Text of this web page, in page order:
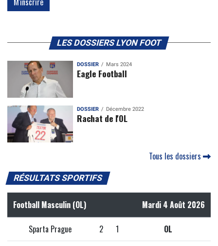
LES DOSSIERS LYON FOOT
DOSSIER Mars 2024
Eagle Football
DOSSIER Décembre 2022
Rachat de l'OL
Tous les dossiers
RÉSULTATS SPORTIFS
Football Masculin (OL) Mardi 4 Août 2026
Sparta Prague 2 1 OL